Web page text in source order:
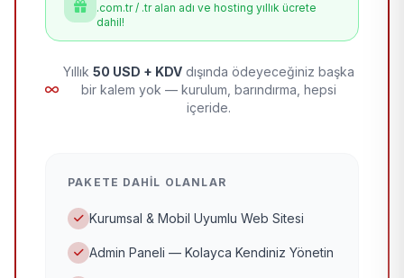
.com.tr / .tr alan adı ve hosting yıllık ücrete
dahil!
Yıllık 50 USD + KDV dışında ödeyeceğiniz başka
bir kalem yok — kurulum, barındırma, hepsi
içeride.
PAKETE DAHIL OLANLAR
Kurumsal & Mobil Uyumlu Web Sitesi
Admin Paneli — Kolayca Kendiniz Yönetin